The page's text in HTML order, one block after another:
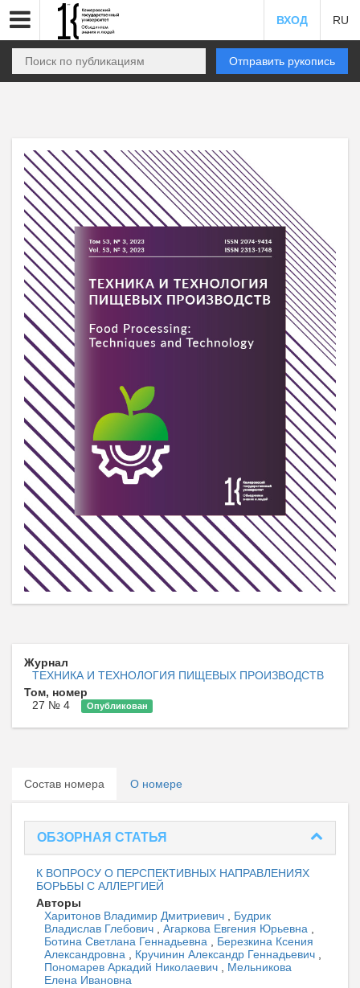
ВХОД RU
Отправить рукопись
Журнал
ТЕХНИКА И ТЕХНОЛОГИЯ ПИЩЕВЫХ ПРОИЗВОДСТВ
Том, номер
27 № 4
Опубликован
Состав номера О номере
ОБЗОРНАЯ СТАТЬЯ
К ВОПРОСУ О ПЕРСПЕКТИВНЫХ НАПРАВЛЕНИЯХ
БОРЬБЫ С АЛЛЕРГИЕЙ
Авторы
Харитонов Владимир Дмитриевич
Будрик
Владислав Глебович
Агаркова Евгения Юрьевна
Ботина Светлана Геннадьевна
Березкина Ксения
Александровна
Кручинин Александр Геннадьевич
Пономарев Аркадий Николаевич
Мельникова
Елена Ивановна